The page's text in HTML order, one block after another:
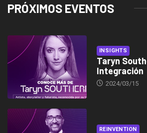
PRÓXIMOS EVENTOS
INSIGHTS
Taryn
Integración
2024/03/15
REINVENTION